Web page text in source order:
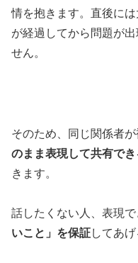
情を抱きます。直後に
が経過してから問題が
せん。
そのため、同じ関係者が
のまま表現して共有で
きます。
話したくない人、表現
いこと」を保証してあ